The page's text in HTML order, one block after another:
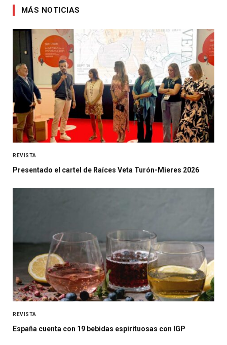
MÁS NOTICIAS
REVISTA
Presentado el cartel de Raíces Veta Turón-Mieres 2026
REVISTA
España cuenta con 19 bebidas espirituosas con IGP